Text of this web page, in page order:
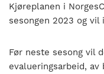
Kjøreplanen i
sesongen 2023 og
Før neste sesong vil
evalueringsarbeid, av